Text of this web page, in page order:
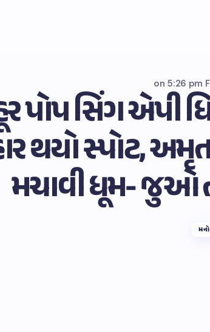
on 5:26 pm
પોપ સિંગ એપી
થયો સ્પોટ,
મચાવી ધૂમ- જુઓ